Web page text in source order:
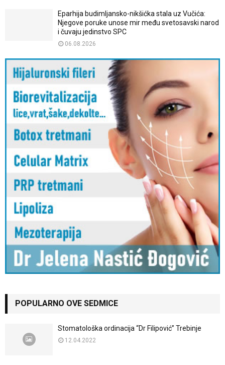
Eparhija budimljansko-nikšićka stala uz Vučića:
Njegove poruke unose mir među svetosavski narod
i čuvaju jedinstvo SPC
06.08.2026
POPULARNO OVE SEDMICE
Stomatološka ordinacija “Dr Filipović” Trebinje
12.04.2022